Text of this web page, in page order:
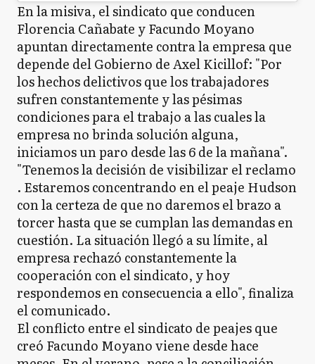
En la misiva, el sindicato que conducen
Florencia Cañabate y Facundo Moyano
apuntan directamente contra la empresa que
depende del Gobierno de Axel Kicillof: "Por
los hechos delictivos que los trabajadores
sufren constantemente y las pésimas
condiciones para el trabajo a las cuales la
empresa no brinda solución alguna,
iniciamos un paro desde las 6 de la mañana".
"Tenemos la decisión de visibilizar el reclamo
. Estaremos concentrando en el peaje Hudson
con la certeza de que no daremos el brazo a
torcer hasta que se cumplan las demandas en
cuestión. La situación llegó a su límite, al
empresa rechazó constantemente la
cooperación con el sindicato, y hoy
respondemos en consecuencia a ello", finaliza
el comunicado.
El conflicto entre el sindicato de peajes que
creó Facundo Moyano viene desde hace